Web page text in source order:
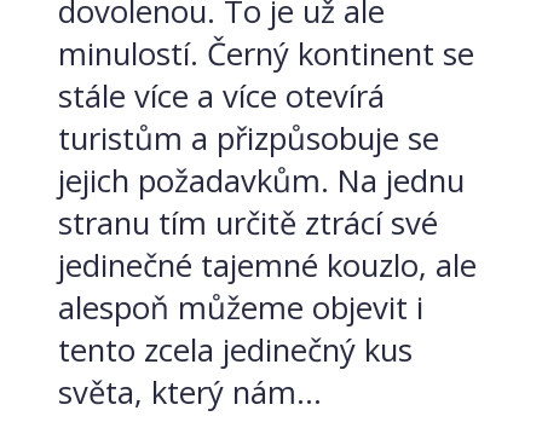
dovolenou. To je už ale
minulostí. Černý kontinent se
stále více a více otevírá
turistům a přizpůsobuje se
jejich požadavkům. Na jednu
stranu tím určitě ztrácí své
jedinečné tajemné kouzlo, ale
alespoň můžeme objevit i
tento zcela jedinečný kus
světa, který nám...